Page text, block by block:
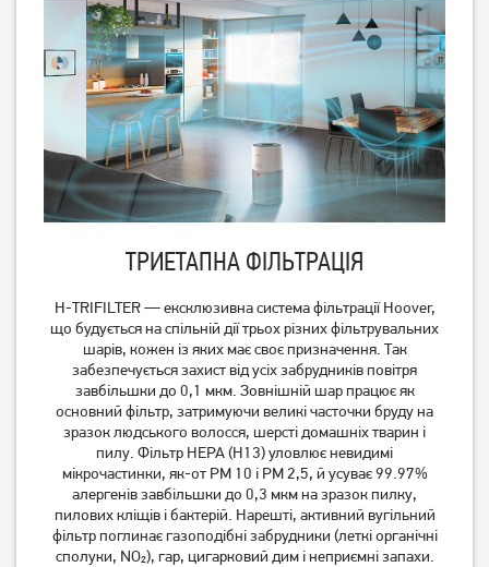
Немає в наявності Немає в наявності
Очищувач повітря Philips
Немає в наявності
Очищувач повітря
Electrolux FA31-201GY
Немає в наявності
ТРИЕТАПНА ФІЛЬТРАЦІЯ
H-TRIFILTER — ексклюзивна система фільтрації Hoover,
що будується на спільній дії трьох різних фільтрувальних
шарів, кожен із яких має своє призначення. Так
забезпечується захист від усіх забрудників повітря
завбільшки до 0,1 мкм. Зовнішній шар працює як
основний фільтр, затримуючи великі часточки бруду на
зразок людського волосся, шерсті домашніх тварин і
пилу. Фільтр HEPA (H13) уловлює невидимі
мікрочастинки, як-от PM 10 і PM 2,5, й усуває 99.97%
алергенів завбільшки до 0,3 мкм на зразок пилку,
пилових кліщів і бактерій. Нарешті, активний вугільний
фільтр поглинає газоподібні забрудники (леткі органічні
сполуки, NO₂), гар, цигарковий дим і неприємні запахи.